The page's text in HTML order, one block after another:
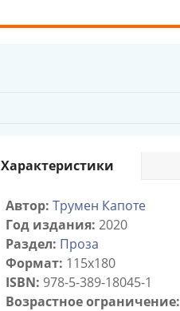
Характеристики
Автор: Трумен Капоте
Год издания: 2020
Раздел: Проза
Формат: 115х180
ISBN: 978-5-389-18045-1
Возрастное ограничение: